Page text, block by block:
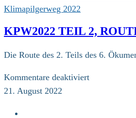
zu
Klimapilgerweg 2022
KPW2022 TEIL 2,
Die Route des 2. Teils des 6.
Kommentare deaktiviertfür
21. August 2022